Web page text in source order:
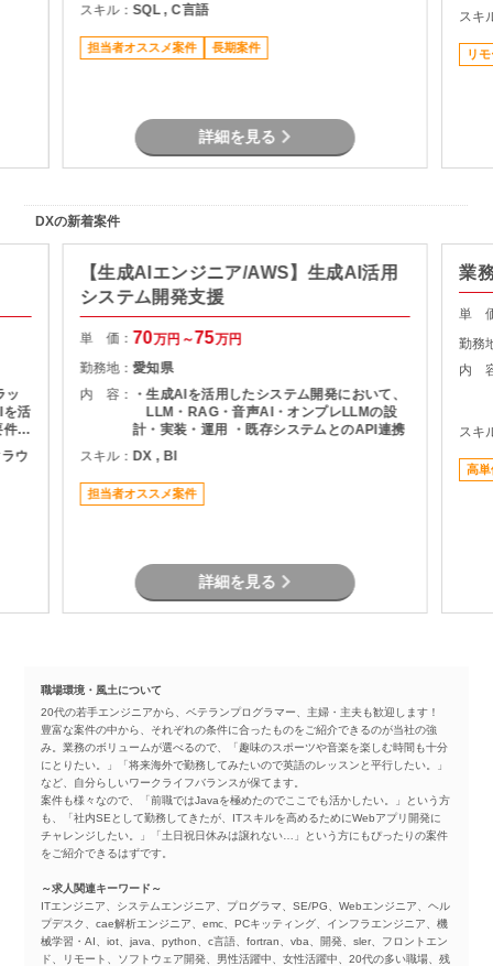
スキル：SQL , C言語
担当者オススメ案件 長期案件
詳細を見る
スキ
リ
DXの新着案件
ッ
を活
に
・
ま
ウ
【生成AIエンジニア/AWS】生成AI活用
システム開発支援
単 価： 70万円～75万円
勤務地：愛知県
内 容：
・生成AIを活用したシステム開発において、
LLM・RAG・音声AI・オンプレLLMの設
計・実装・運用 ・既存システムとのAPI連携
スキル： DX , BI
担当者オススメ案件
詳細を見る
業
単
勤務
内
スキ
高単
職場環境・風土について
20代の若手エンジニアから、ベテランプログラマー、主婦・主夫も歓迎します！
豊富な案件の中から、それぞれの条件に合ったものをご紹介できるのが当社の強
み。業務のボリュームが選べるので、「趣味のスポーツや音楽を楽しむ時間も十分
にとりたい。」「将来海外で勤務してみたいので英語のレッスンと平行したい。」
など、自分らしいワークライフバランスが保てます。
案件も様々なので、「前職ではJavaを極めたのでここでも活かしたい。」という方
も、「社内SEとして勤務してきたが、ITスキルを高めるためにWebアプリ開発に
チャレンジしたい。」「土日祝日休みは譲れない…」という方にもぴったりの案件
をご紹介できるはずです。
～求人関連キーワード～
ITエンジニア、システムエンジニア、プログラマ、SE/PG、Webエンジニア、ヘル
プデスク、cae解析エンジニア、emc、PCキッティング、インフラエンジニア、機
械学習・AI、iot、java、python、c言語、fortran、vba、開発、sler、フロントエン
ド、リモート、ソフトウェア開発、男性活躍中、女性活躍中、20代の多い職場、残